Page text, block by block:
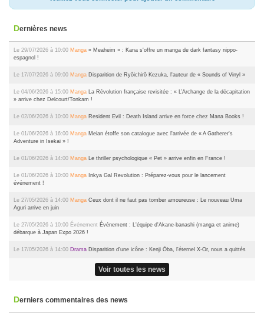
Dernières news
Le 29/07/2026 à 10:00 Manga « Meaheim » : Kana s'offre un manga de dark fantasy nippo-
espagnol !
Le 17/07/2026 à 09:00 Manga Disparition de Ryôichirô Kezuka, l'auteur de « Sounds of Vinyl »
Le 04/06/2026 à 15:00 Manga
La Révolution française revisitée : « L’Archange de la décapitation
» arrive chez Delcourt/Tonkam !
Le 02/06/2026 à 10:00 Manga Resident Evil : Death Island arrive en force chez Mana Books !
Le 01/06/2026 à 16:00 Manga Meian étoffe son catalogue avec l'arrivée de « A Gatherer's
Adventure in Isekai » !
Le 01/06/2026 à 14:00 Manga Le thriller psychologique « Pet » arrive enfin en France !
Le 01/06/2026 à 10:00 Manga Inkya Gal Revolution : Préparez-vous pour le lancement
événement !
Le 27/05/2026 à 14:00 Manga Ceux dont il ne faut pas tomber amoureuse : Le nouveau Uma
Aguri arrive en juin
Le 27/05/2026 à 10:00 Événement Événement : L'équipe d'Akane-banashi (manga et anime)
débarque à Japan Expo 2026 !
Le 17/05/2026 à 14:00 Drama Disparition d'une icône : Kenji Ōba, l'éternel X-Or, nous a quittés
Voir toutes les news
Derniers commentaires des news